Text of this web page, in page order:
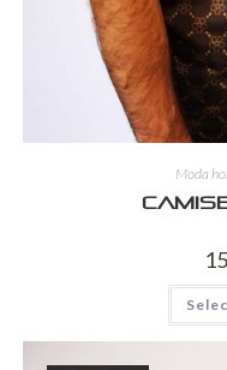
Moda